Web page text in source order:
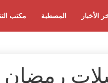
مكتب المصطبة الأخبار